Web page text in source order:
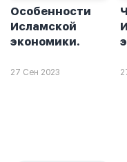
Особенности
Исламской
экономики.
27 Сен 2023